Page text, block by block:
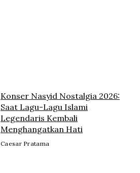
Konser Nasyid Nostalgia 2026:
Saat Lagu-Lagu Islami
Legendaris Kembali
Menghangatkan Hati
Caesar Pratama